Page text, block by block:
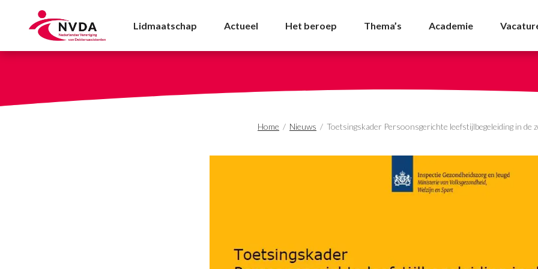
Toetsingskader Persoonsgerichte
Lidmaatschap Actueel Het beroep Thema’s Academie
Home / Nieuws / Toetsingskader Persoonsgerichte leefstijlbegeleiding in de